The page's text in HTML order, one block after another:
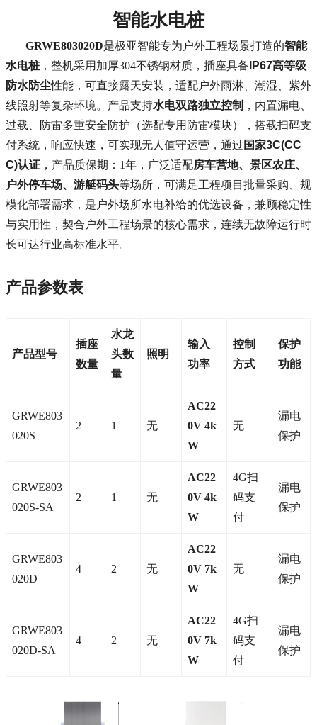
智能水电桩
GRWE803020D是极亚智能专为户外工程场景打造的智能
水电桩，整机采用加厚304不锈钢材质，插座具备 IP67高等级
防水防尘性能，可直接露天安装，适配户外雨淋、潮湿、紫外
线照射等复杂环境。产品支持水电双路独立控制 ，内置漏电、
过载、防雷多重安全防护（选配专用防雷模块），搭载扫码支
付系统，响应快速，可实现无人值守运营，通过 国家3C(CC
C)认证 ，产品质保期：1年，广泛适配房车营地、景区农庄、
户外停车场、游艇码头等场所，可满足工程项目批量采购、规
模化部署需求，是户外场所水电补给的优选设备，兼顾稳定性
与实用性，契合户外工程场景的核心需求，连续无故障运行时
长可达行业高标准水平。
产品参数表
产品型号
插座
数量
水龙
头数
量
照明
输入
功率
控制
方式
保护
功能
GRWE803
020S
2 1 无
AC22
0V 4k
W
无
漏电
保护
GRWE803
020S-SA
2 1 无
AC22
0V 4k
W
4G扫
码支
付
漏电
保护
GRWE803
020D
4 2 无
AC22
0V 7k
W
无
漏电
保护
GRWE803
020D-SA
4 2 无
AC22
0V 7k
W
4G扫
码支
付
漏电
保护